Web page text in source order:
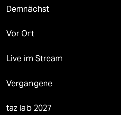
Demnächst
Vor Ort
Live im Stream
Vergangene
taz lab 2027